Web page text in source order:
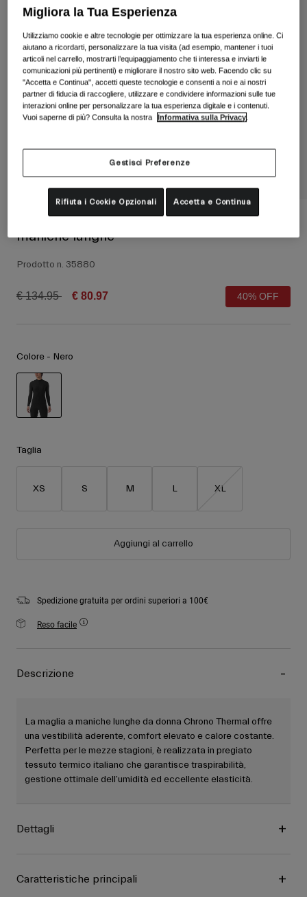
Scarpe
Scarpe da Strada
Scarpe da MTB
Scarpe da Gravel
Abbigliamento
Abbigliamento da Strada
Abbigliamento da MTB
Ricambi
Vedi tutto
Maschere
Sci
Snowboard
Donna
Maschere
Utilizzo
All Mountain
Freestyle
Vedi tutto
maniche lunghe
Prodotto n. 35880
Price reduced from
€ 134.95to € 80.97 40% OFF
Colore - Nero
Taglia
XS S M L XL
Aggiungi al carrello
Spedizione gratuita per ordini superiori a 100€
Reso facile
Descrizione
La maglia a maniche lunghe da donna Chrono Thermal offre
una vestibilità aderente, comfort elevato e calore costante.
Perfetta per le mezze stagioni, è realizzata in pregiato
tessuto termico italiano che garantisce traspirabilità,
gestione ottimale dell’umidità ed eccellente elasticità.
Dettagli
Caratteristiche principali
Migliora la Tua Esperienza
Utilizziamo cookie e altre tecnologie per ottimizzare la tua esperienza online. Ci
aiutano a ricordarti, personalizzare la tua visita (ad esempio, mantener i tuoi
articoli nel carrello, mostrarti l’equipaggiamento che ti interessa e inviarti le
comunicazioni più pertinenti) e migliorare il nostro sito web. Facendo clic su
"Accetta e Continua", accetti queste tecnologie e consenti a noi e ai nostri
partner di fiducia di raccogliere, utilizzare e condividere informazioni sulle tue
interazioni online per personalizzare la tua esperienza digitale e i contenuti.
Vuoi saperne di più? Consulta la nostra
Informativa sulla Privacy
Gestisci Preferenze
Rifiuta i Cookie Opzionali Accetta e Continua